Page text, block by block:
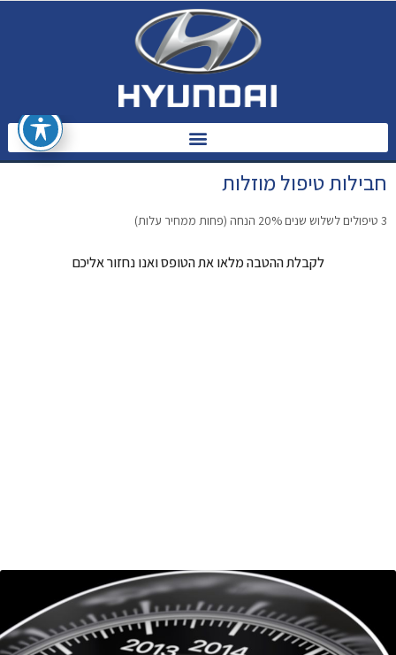
חבילות טיפול מוזלות
3 טיפולים לשלוש שנים 20% הנחה (פחות ממחיר עלות)
לקבלת ההטבה מלאו את הטופס ואנו נחזור אליכם